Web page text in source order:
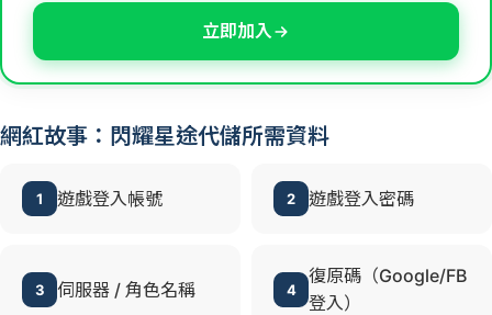
立即加入
網紅故事：閃耀星途代儲所需資料
1 遊戲登入帳號 2 遊戲登入密碼
3 伺服器 / 角色名稱 4
復原碼（Google/FB
登入）